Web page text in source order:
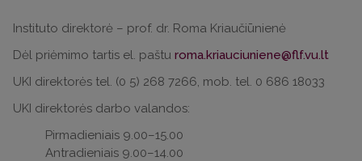
Instituto direktorė – prof. dr. Roma Kriaučiūnienė
Dėl priėmimo tartis el. paštu roma.kriauciuniene@flf.vu.lt
UKI direktorės tel. (0 5) 268 7266, mob. tel. 0 686 18033
UKI direktorės darbo valandos:
Pirmadieniais 9.00–15.00
Antradieniais 9.00–14.00